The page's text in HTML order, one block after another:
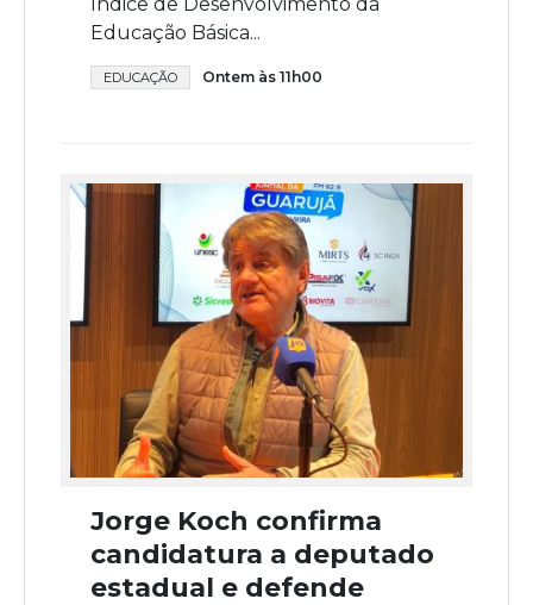
Educação Básica...
EDUCAÇÃO Ontem às 11h00
Jorge Koch confirma
candidatura a deputado
estadual e defende